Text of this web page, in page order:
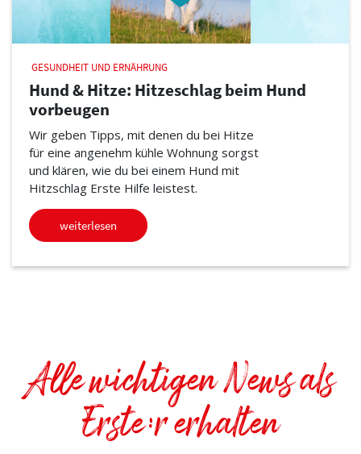
GESUNDHEIT UND ERNÄHRUNG
Hund & Hitze: Hitzeschlag beim Hund
vorbeugen
Wir geben Tipps, mit denen du bei Hitze
für eine angenehm kühle Wohnung sorgst
und klären, wie du bei einem Hund mit
Hitzschlag Erste Hilfe leistest.
weiterlesen
Alle wichtigen News als
Erste:r erhalten